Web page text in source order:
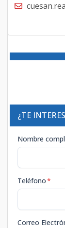
¿TE
Nombre
Teléfono*
Correo